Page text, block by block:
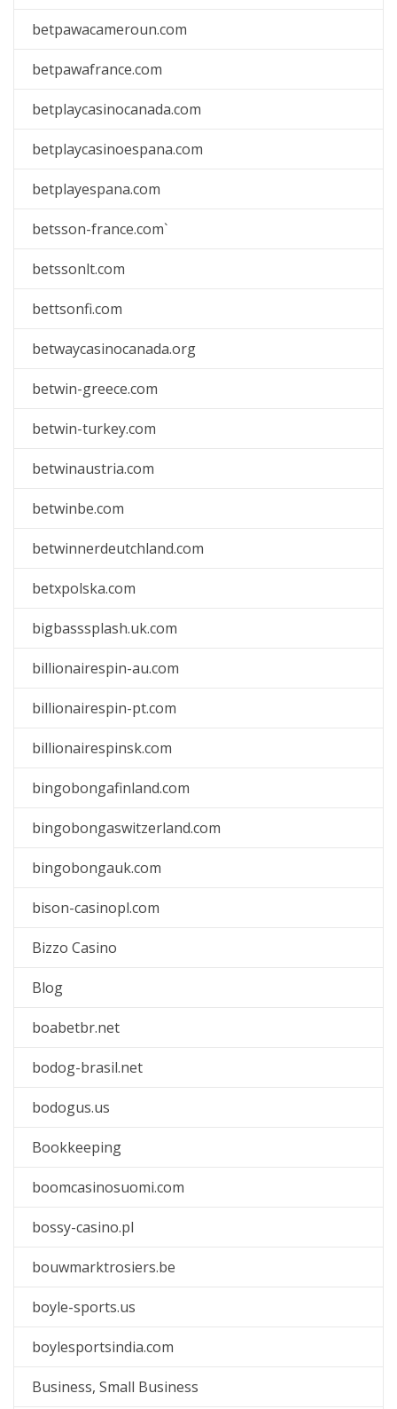
betpawacameroun.com
betpawafrance.com
betplaycasinocanada.com
betplaycasinoespana.com
betplayespana.com
betsson-france.com`
betssonlt.com
bettsonfi.com
betwaycasinocanada.org
betwin-greece.com
betwin-turkey.com
betwinaustria.com
betwinbe.com
betwinnerdeutchland.com
betxpolska.com
bigbasssplash.uk.com
billionairespin-au.com
billionairespin-pt.com
billionairespinsk.com
bingobongafinland.com
bingobongaswitzerland.com
bingobongauk.com
bison-casinopl.com
Bizzo Casino
Blog
boabetbr.net
bodog-brasil.net
bodogus.us
Bookkeeping
boomcasinosuomi.com
bossy-casino.pl
bouwmarktrosiers.be
boyle-sports.us
boylesportsindia.com
Business, Small Business